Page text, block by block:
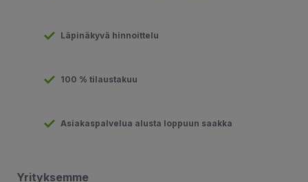
Läpinäkyvä hinnoittelu
100 % tilaustakuu
Asiakaspalvelua alusta loppuun saakka
Yrityksemme